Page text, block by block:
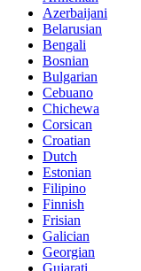
Azerbaijani
Belarusian
Bengali
Bosnian
Bulgarian
Cebuano
Chichewa
Corsican
Croatian
Dutch
Estonian
Filipino
Finnish
Frisian
Galician
Georgian
Gujarati